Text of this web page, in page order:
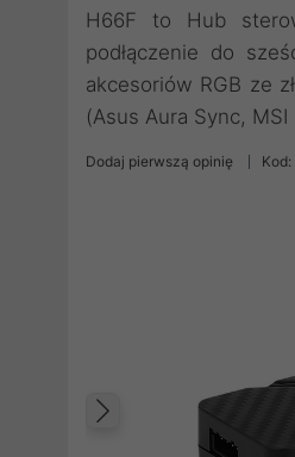
H66F to Hub
podłączenie do
akcesoriów RGB ze
(Asus Aura Sync,
Dodaj pierwszą opinię
Poprzedni